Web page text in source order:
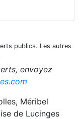
publics. Les autres
envoyez
Méribel
de Lucinges